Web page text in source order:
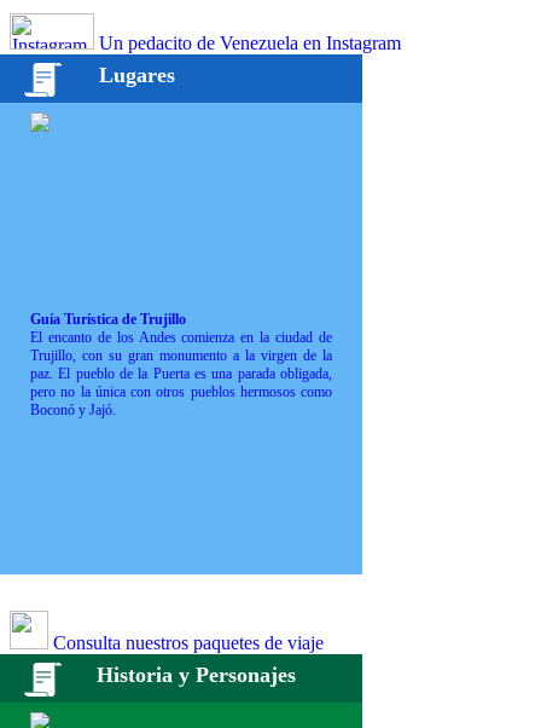
Un pedacito de Venezuela en Instagram
Lugares
Guía Turística de Trujillo
El encanto de los Andes comienza en la ciudad de
Trujillo, con su gran monumento a la virgen de la
paz. El pueblo de la Puerta es una parada obligada,
pero no la única con otros pueblos hermosos como
Boconó y Jajó.
Consulta nuestros paquetes de viaje
Historia y Personajes